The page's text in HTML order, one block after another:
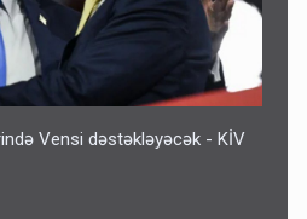
Vensi dəstəkləyəcək - KİV